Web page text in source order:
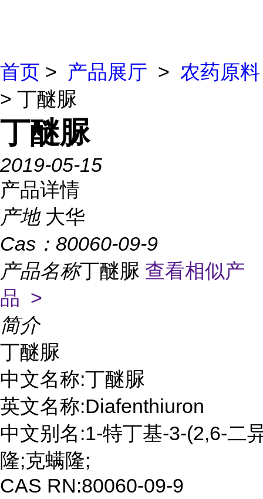
首页 > 产品展厅 > 农药原料
> 丁醚脲
丁醚脲
2019-05-15
产品详情
产地 大华
Cas： 80060-09-9
产品名称丁醚脲 查看相似产
品 >
简介
丁醚脲
中文名称:丁醚脲
英文名称:Diafenthiuron
中文别名:1-特丁基-3-(2,6-二
隆;克螨隆;
CAS RN:80060-09-9